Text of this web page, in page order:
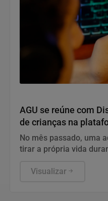
AGU se reúne com
de crianças na
No mês passado, uma
tirar a própria vida
Visualizar